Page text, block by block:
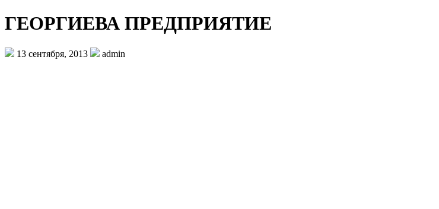
ГЕОРГИЕВА ПРЕДПРИЯТИЕ
13 сентября, 2013 admin